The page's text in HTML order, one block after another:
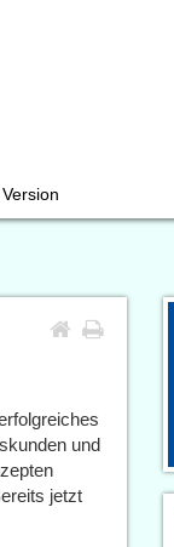
und
jetzt